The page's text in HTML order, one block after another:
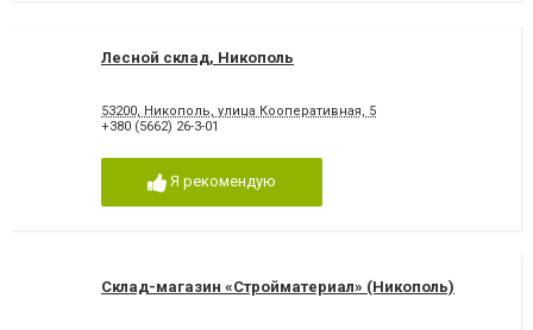
Лесной склад, Никополь
53200, Никополь, улица Кооперативная, 5
+380 (5662) 26-3-01
Я рекомендую
Склад-магазин «Стройматериал» (Никополь)